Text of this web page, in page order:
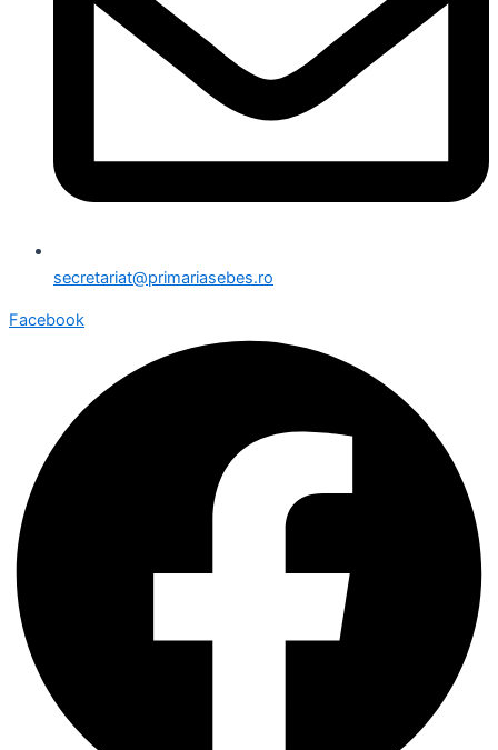
secretariat@primariasebes.ro
Facebook